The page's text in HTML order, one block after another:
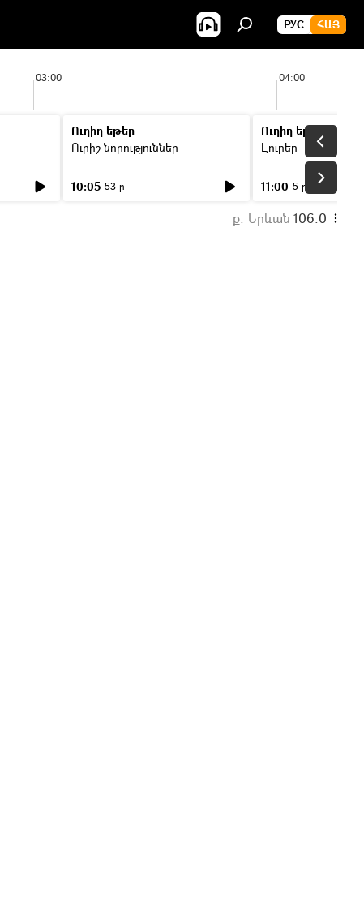
РУС ՀԱՅ
03:00 04:00
Ուղիղ եթեր
Ուրիշ նորություններ
10:05 53 ր
Ուղիղ եթեր
Լուրեր
11:00 5 ր
ք. Երևան 106.0